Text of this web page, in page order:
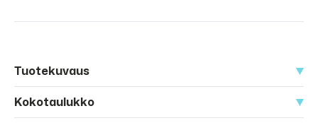
Tuotekuvaus
Kokotaulukko